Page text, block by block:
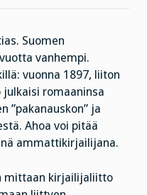
Suomen
vanhempi.
vuonna 1897, liiton
julkaisi romaaninsa
”pakanauskon” ja
Ahoa voi pitää
ammattikirjailijana.
mittaan kirjailijaliitto